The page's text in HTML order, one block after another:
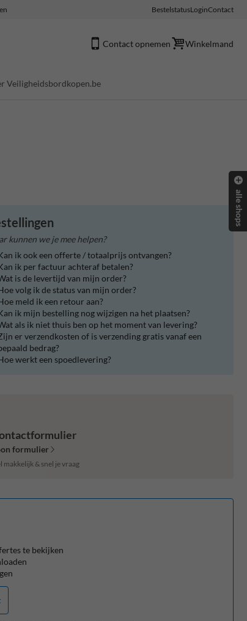
BestelstatusLoginContact
Contact opnemen Winkelmand
Veiligheidsbordkopen.be
kunnen we je mee helpen?
ik ook een offerte / totaalprijs ontvangen?
ik per factuur achteraf betalen?
is de levertijd van mijn order?
volg ik de status van mijn order?
meld ik een retour aan?
ik mijn bestelling nog wijzigen na het plaatsen?
als ik niet thuis ben op het moment van levering?
er verzendkosten of is verzending gratis vanaf een
bedrag?
werkt een spoedlevering?
formulier
makkelijk & snel je vraag
te bekijken
alle shops